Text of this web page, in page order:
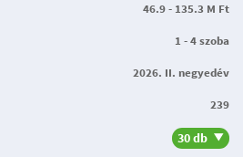
46.9 - 135.3 M Ft
1 - 4 szoba
2026. II. negyedév
239
30 db